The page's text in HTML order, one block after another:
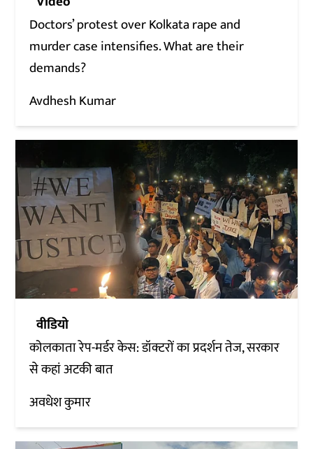
Doctors’ protest over Kolkata rape and
murder case intensifies. What are their
demands?
Avdhesh Kumar
वीडियो
कोलकाता रेप-मर्डर केस: डॉक्टरों का प्रदर्शन तेज, सरकार
से कहां अटकी बात
अवधेश कुमार